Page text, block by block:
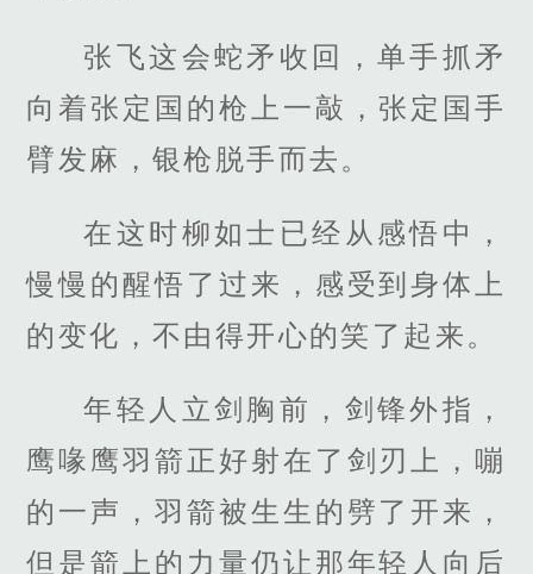
张飞这会蛇矛收回，单手抓矛
向着张定国的枪上一敲，张定国手
臂发麻，银枪脱手而去。
在这时柳如士已经从感悟中，
慢慢的醒悟了过来，感受到身体上
的变化，不由得开心的笑了起来。
年轻人立剑胸前，剑锋外指，
鹰喙鹰羽箭正好射在了剑刃上，嘣
的一声，羽箭被生生的劈了开来，
但是箭上的力量仍让那年轻人向后